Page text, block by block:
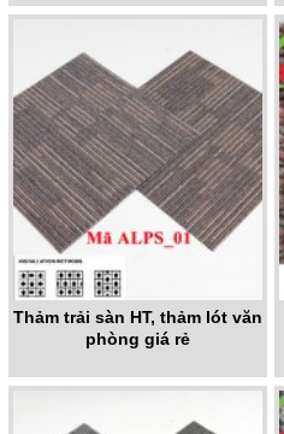
Thảm trải sàn HT, thảm lót văn
phòng giá rẻ